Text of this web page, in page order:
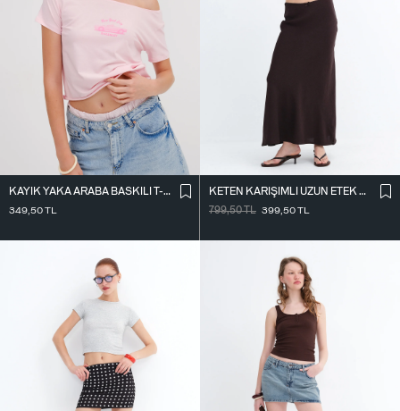
KAYIK YAKA ARABA BASKILI T-SHIRT P1802
349,50TL
KETEN KARIŞIMLI UZUN ETEK E18087
799,50TL 399,50TL